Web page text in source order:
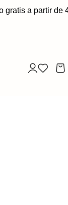
gratis a partir de